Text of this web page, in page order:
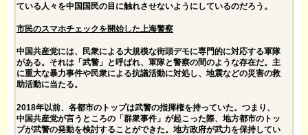
ている人々を中国国民の目に触れさせないようにしているのだろう。
市民のスマホチェックを開始した上海警察
中国共産党には、民衆による大規模な街頭デモに専門的に対応する軍隊
がある。それは「武警」と呼ばれ、軍隊と警察の間のような存在だ。主
に重大な暴力事件や民衆による抗議活動に対処し、地震などの災害の救
助活動に当たる。
2018年以前、各都市のトップは武警の指揮権を持っていた。つまり、
中国共産党が言うところの「群衆事件」が起こった際、地方都市のトッ
プが武警の発動を検討することができた。地方政府が武力を保持してい